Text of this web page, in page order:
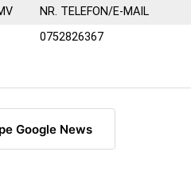
NR. TELEFON/E-MAIL
0752826367
Google News